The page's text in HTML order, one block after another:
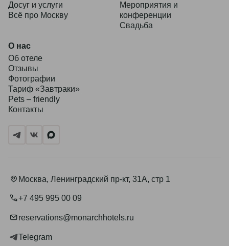
Досуг и услуги
Всё про Москву
Мероприятия и
конференции
Свадьба
О нас
Об отеле
Отзывы
Фотографии
Тариф «Завтраки»
Pets – friendly
Контакты
Москва, Ленинградский пр-кт, 31А, стр 1
+7 495 995 00 09
reservations@monarchhotels.ru
Telegram